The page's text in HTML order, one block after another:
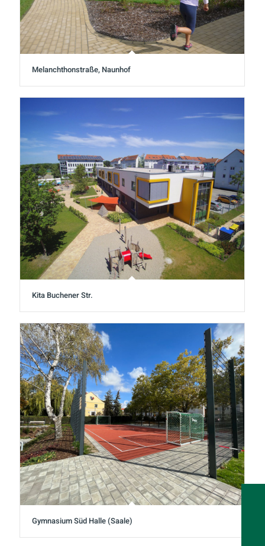
Melanchthonstraße, Naunhof
Kita Buchener Str.
Gymnasium Süd Halle (Saale)